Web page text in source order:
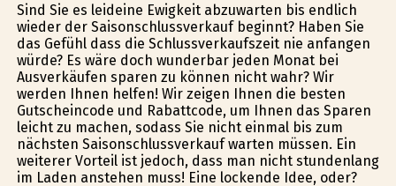
Sind Sie es leideine Ewigkeit abzuwarten bis endlich
wieder der Saisonschlussverkauf beginnt? Haben Sie
das Gefühl dass die Schlussverkaufszeit nie anfangen
würde? Es wäre doch wunderbar jeden Monat bei
Ausverkäufen sparen zu können nicht wahr? Wir
werden Ihnen helfen! Wir zeigen Ihnen die besten
Gutscheincode und Rabattcode, um Ihnen das Sparen
leicht zu machen, sodass Sie nicht einmal bis zum
nächsten Saisonschlussverkauf warten müssen. Ein
weiterer Vorteil ist jedoch, dass man nicht stundenlang
im Laden anstehen muss! Eine lockende Idee, oder?